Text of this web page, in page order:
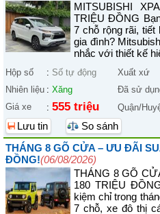
MITSUBISHI
TRIỆU ĐỒNG
7 chỗ rộng rãi, tiết
gia đình?
nhắc với thiết kế
Hộp số : Số tự động Xuất xứ
Nhiên liệu : Xăng Đã sử
Giá xe
: 555 triệu Quận/
Lưu tin
So sánh
THÁNG 8 GÕ CỬA – ƯU ĐÃI
ĐỒNG!(06/08/2026)
THÁNG 8 GÕ
180 TRIỆU
kiệm chỉ trong
7 chỗ, xe đô thị